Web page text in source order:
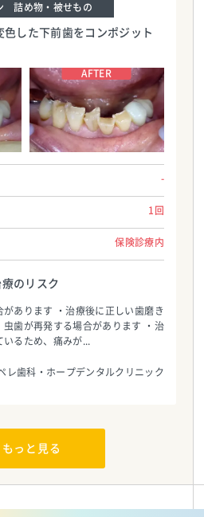
詰め物・被せもの
した下前歯をコンポジット
ク
エスペレ歯科・ホープデンタルクリニック
TEL:0484624183
-
1回
保険診療内
療のリスク
があります ・治療後に正しい歯磨き
虫歯が再発する場合があります ・治
るため、痛みが...
レ歯科・ホープデンタルクリニック
もっと見る